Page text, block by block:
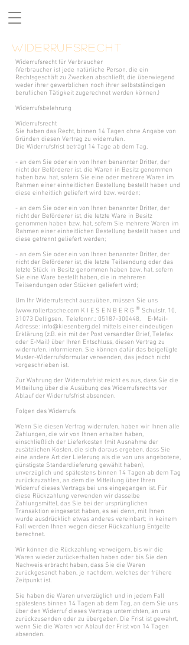
Widerrufsrecht
Widerrufsrecht für Verbraucher
(Verbraucher ist jede natürliche Person, die ein
Rechtsgeschäft zu Zwecken abschließt, die überwiegend
weder ihrer gewerblichen noch ihrer selbstständigen
beruflichen Tätigkeit zugerechnet werden können.)
Widerrufsbelehrung
Widerrufsrecht
Sie haben das Recht, binnen 14 Tagen ohne Angabe von
Gründen diesen Vertrag zu widerrufen.
Die Widerrufsfrist beträgt 14 Tage ab dem Tag,
- an dem Sie oder ein von Ihnen benannter Dritter, der
nicht der Beförderer ist, die Waren in Besitz genommen
haben bzw. hat, sofern Sie eine oder mehrere Waren im
Rahmen einer einheitlichen Bestellung bestellt haben und
diese einheitlich geliefert wird bzw. werden;
- an dem Sie oder ein von Ihnen benannter Dritter, der
nicht der Beförderer ist, die letzte Ware in Besitz
genommen haben bzw. hat, sofern Sie mehrere Waren im
Rahmen einer einheitlichen Bestellung bestellt haben und
diese getrennt geliefert werden;
- an dem Sie oder ein von Ihnen benannter Dritter, der
nicht der Beförderer ist, die letzte Teilsendung oder das
letzte Stück in Besitz genommen haben bzw. hat, sofern
Sie eine Ware bestellt haben, die in mehreren
Teilsendungen oder Stücken geliefert wird;
Um Ihr Widerrufsrecht auszuüben, müssen Sie uns
(www.rollertasche.com K I E S E N B E R G ® Schulstr. 10,
31073 Delligsen, Telefonnr.: 05187-300448, E-Mail-
Adresse: info@kiesenberg.de) mittels einer eindeutigen
Erklärung (z.B. ein mit der Post versandter Brief, Telefax
oder E-Mail) über Ihren Entschluss, diesen Vertrag zu
widerrufen, informieren. Sie können dafür das beigefügte
Muster-Widerrufsformular verwenden, das jedoch nicht
vorgeschrieben ist.
Zur Wahrung der Widerrufsfrist reicht es aus, dass Sie die
Mitteilung über die Ausübung des Widerrufsrechts vor
Ablauf der Widerrufsfrist absenden.
Folgen des Widerrufs
Wenn Sie diesen Vertrag widerrufen, haben wir Ihnen alle
Zahlungen, die wir von Ihnen erhalten haben,
einschließlich der Lieferkosten (mit Ausnahme der
zusätzlichen Kosten, die sich daraus ergeben, dass Sie
eine andere Art der Lieferung als die von uns angebotene,
günstigste Standardlieferung gewählt haben),
unverzüglich und spätestens binnen 14 Tagen ab dem Tag
zurückzuzahlen, an dem die Mitteilung über Ihren
Widerruf dieses Vertrags bei uns eingegangen ist. Für
diese Rückzahlung verwenden wir dasselbe
Zahlungsmittel, das Sie bei der ursprünglichen
Transaktion eingesetzt haben, es sei denn, mit Ihnen
wurde ausdrücklich etwas anderes vereinbart; in keinem
Fall werden Ihnen wegen dieser Rückzahlung Entgelte
berechnet.
Wir können die Rückzahlung verweigern, bis wir die
Waren wieder zurückerhalten haben oder bis Sie den
Nachweis erbracht haben, dass Sie die Waren
zurückgesandt haben, je nachdem, welches der frühere
Zeitpunkt ist.
Sie haben die Waren unverzüglich und in jedem Fall
spätestens binnen 14 Tagen ab dem Tag, an dem Sie uns
über den Widerruf dieses Vertrags unterrichten, an uns
zurückzusenden oder zu übergeben. Die Frist ist gewahrt,
wenn Sie die Waren vor Ablauf der Frist von 14 Tagen
absenden.